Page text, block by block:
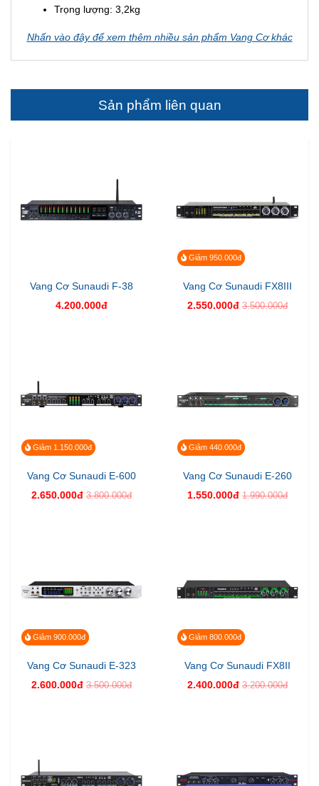
Trọng lượng: 3,2kg
Nhấn vào đây để xem thêm nhiều sản phẩm Vang Cơ khác
Sản phẩm liên quan
Vang Cơ Sunaudi F-38
4.200.000đ
Giảm 950.000đ
Vang Cơ Sunaudi FX8III
2.550.000đ 3.500.000đ
Giảm 1.150.000đ
Vang Cơ Sunaudi E-600
2.650.000đ 3.800.000đ
Giảm 440.000đ
Vang Cơ Sunaudi E-260
1.550.000đ 1.990.000đ
Giảm 900.000đ
Vang Cơ Sunaudi E-323
2.600.000đ 3.500.000đ
Giảm 800.000đ
Vang Cơ Sunaudi FX8II
2.400.000đ 3.200.000đ